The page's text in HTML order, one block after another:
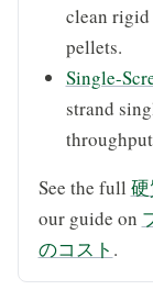
clean rigid
pellets.
Single-
strand
See the full
our guide on
のコスト .